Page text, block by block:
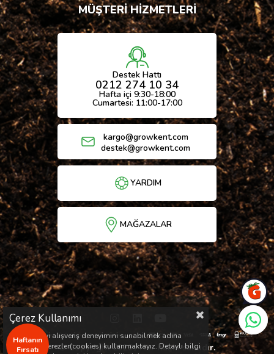
MÜŞTERİ HİZMETLERİ
Destek Hattı
0212 274 10 34
Hafta içi 9:30-18:00
Cumartesi: 11:00-17:00
kargo@growkent.com
destek@growkent.com
YARDIM
MAĞAZALAR
Haftanın
Fırsatı
© Copyright 2026 / Her hakkı saklıdır.
Çerez Kullanımı
Sizlere en iyi alışveriş deneyimini sunabilmek adına
sitemizde çerezler(cookies) kullanmaktayız. Detaylı bilgi